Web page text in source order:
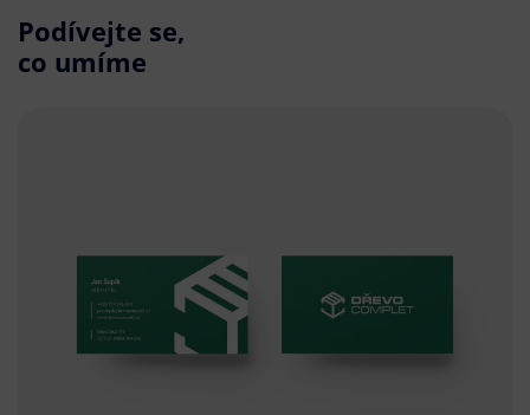
Podívejte se,
co umíme